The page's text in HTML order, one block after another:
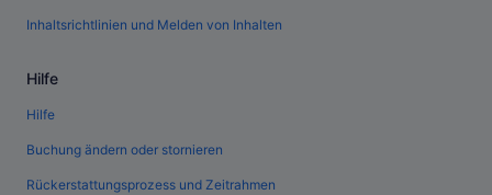
Inhaltsrichtlinien und Melden von Inhalten
Hilfe
Hilfe
Buchung ändern oder stornieren
Rückerstattungsprozess und Zeitrahmen